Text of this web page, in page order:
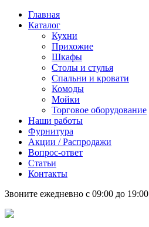
Главная
Каталог
Кухни
Прихожие
Шкафы
Столы и стулья
Спальни и кровати
Комоды
Мойки
Торговое оборудование
Наши работы
Фурнитура
Акции / Распродажи
Вопрос-ответ
Статьи
Контакты
Звоните ежедневно с 09:00 до 19:00